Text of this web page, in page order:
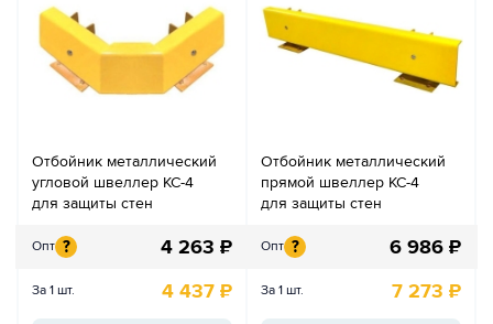
Отбойник металлический
угловой швеллер КС-4
для защиты стен
Опт ? 4 263 ₽
За 1 шт. 4 437 ₽
Отбойник металлический
прямой швеллер КС-4
для защиты стен
Опт ? 6 986 ₽
За 1 шт. 7 273 ₽